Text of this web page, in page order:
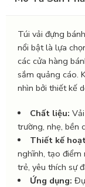
Túi vải đựng
nổi bật là lựa
các cửa hàng
sắm quảng cáo.
nhìn bởi thiết kế
Chất liệu:
trường, nhẹ, bền
Thiết kế
nghĩnh, tạo điểm
trẻ, yêu thích sự
Ứng dụng: